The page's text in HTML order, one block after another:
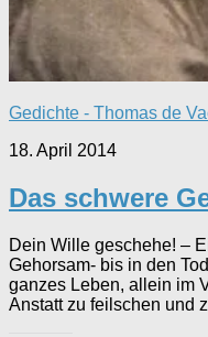
Gedichte - Thomas de
18. April 2014
Das schwere
Dein Wille geschehe! –
Gehorsam- bis in den
ganzes Leben, allein im
Anstatt zu feilschen und